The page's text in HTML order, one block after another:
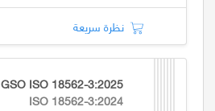
نظرة سريعة
GSO ISO 18562-3:2025
ISO 18562-3:2024